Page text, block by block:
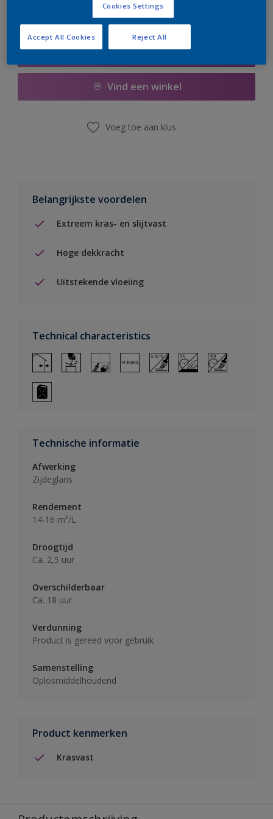
Boodschappenlijst
Vind een winkel
Voeg toe aan klus
Belangrijkste voordelen
Extreem kras- en slijtvast
Hoge dekkracht
Uitstekende vloeiing
Technical characteristics
Technische informatie
Afwerking
Zijdeglans
Rendement
14-16 m²/L
Droogtijd
Ca. 2,5 uur
Overschilderbaar
Ca. 18 uur
Verdunning
Product is gereed voor gebruik
Samenstelling
Oplosmiddelhoudend
Product kenmerken
Krasvast
Cookies Settings
Reject All
Accept All Cookies